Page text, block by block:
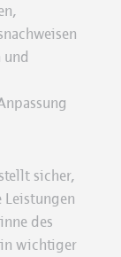
sicher,
Leistungen
des
wichtiger